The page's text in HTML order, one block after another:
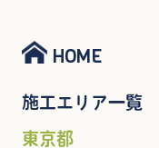
HOME
施工エリア一覧
東京都